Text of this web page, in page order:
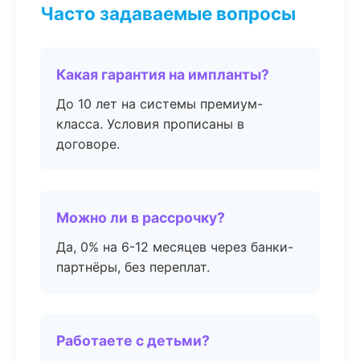
Часто задаваемые вопросы
Какая гарантия на импланты?
До 10 лет на системы премиум-
класса. Условия прописаны в
договоре.
Можно ли в рассрочку?
Да, 0% на 6-12 месяцев через банки-
партнёры, без переплат.
Работаете с детьми?